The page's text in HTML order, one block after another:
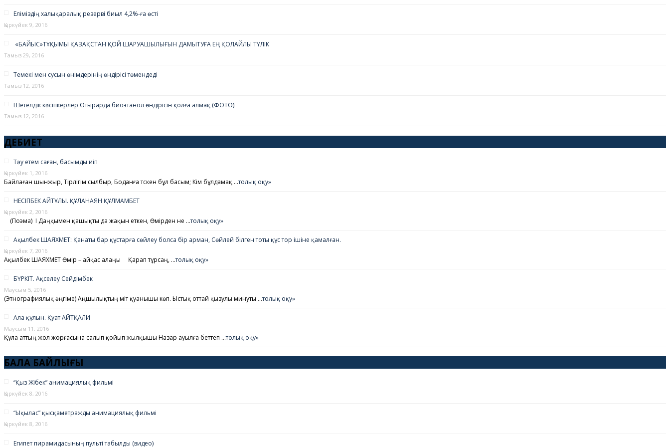
Еліміздің халықаралық резервi биыл 4,2%-ға өстi
Қыркүйек 9, 2016
«БАЙЫС»ТҰҚЫМЫ ҚАЗАҚСТАН ҚОЙ ШАРУАШЫЛЫҒЫН ДАМЫТУҒА ЕҢ ҚОЛАЙЛЫ ТҮЛІК
Тамыз 29, 2016
Темекі мен сусын өнімдерінің өндірісі төмендеді
Тамыз 12, 2016
Шетелдік кәсіпкерлер Отырарда биоэтанол өндірісін қолға алмақ (ФОТО)
Тамыз 12, 2016
ӘДЕБИЕТ
Тәу етем саған, басымды иіп
Қыркүйек 1, 2016
Байлаған шынжыр, Тірлігім сылбыр, Боданға түскен бұл басым; Кім бұлдамақ …толық оқу»
НЕСІПБЕК АЙТҰЛЫ. ҚҰЛАНАЯН ҚҰЛМАМБЕТ
Қыркүйек 2, 2016
(Поэма) І Даңқымен қашықты да жақын еткен, Өмірден не …толық оқу»
Ақылбек ШАЯХМЕТ: Қанаты бар құстарға сөйлеу болса бір арман, Сөйлей білген тоты құс тор ішіне қамалған.
Қыркүйек 7, 2016
Ақылбек ШАЯХМЕТ Өмір – айқас алаңы Қарап тұрсаң, …толық оқу»
БҮРКІТ. Ақселеу Сейдімбек
Маусым 5, 2016
(Этнографиялық әңгіме) Аңшылықтың үміт қуанышы көп. Ыстық оттай қызулы минуты …толық оқу»
Ала құлын. Қуат АЙТҚАЛИ
Маусым 11, 2016
Құла аттың жол жорғасына салып қойып жылқышы Назар ауылға беттеп …толық оқу»
БАЛА БАЙЛЫҒЫ
“Қыз Жібек” анимациялық фильмі
Қыркүйек 8, 2016
“Ықылас” қысқаметражды анимациялық фильмі
Қыркүйек 8, 2016
Египет пирамидасының пульті табылды (видео)